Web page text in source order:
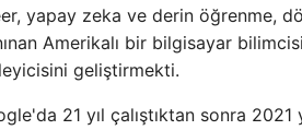
yapay zeka ve derin öğrenme,
Amerikalı bir bilgisayar
geliştirmekti.
21 yıl çalıştıktan sonra